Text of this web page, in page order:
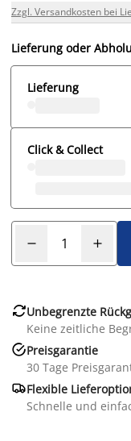
Zzgl. Versandkosten bei
Lieferung oder
Lieferung
Click & Collect
Unbegrenzte
Keine zeitliche
Preisgarantie
30 Tage
Flexible
Schnelle und